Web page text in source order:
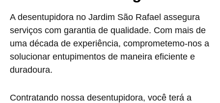
A desentupidora no Jardim São Rafael assegura
serviços com garantia de qualidade. Com mais de
uma década de experiência, comprometemo-nos a
solucionar entupimentos de maneira eficiente e
duradoura.
Contratando nossa desentupidora, você terá a